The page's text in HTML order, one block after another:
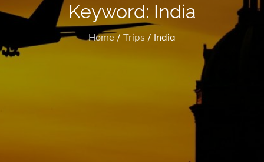
Keyword: India
Home Trips India